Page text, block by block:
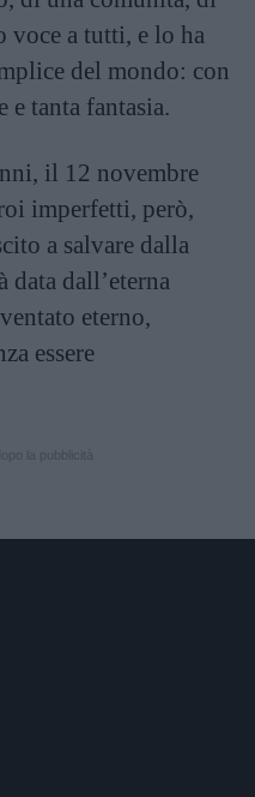
voce a tutti, e lo ha
del mondo: con
e tanta fantasia.
il 12 novembre
imperfetti, però,
a salvare dalla
dall’eterna
eterno,
essere